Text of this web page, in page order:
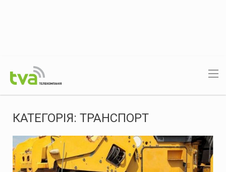
КАТЕГОРІЯ: ТРАНСПОРТ